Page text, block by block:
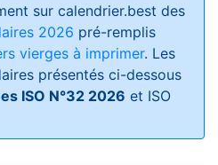
sur calendrier.best des
2026 pré-remplis
vierges à imprimer. Les
présentés ci-dessous
ISO N°32 2026 et ISO